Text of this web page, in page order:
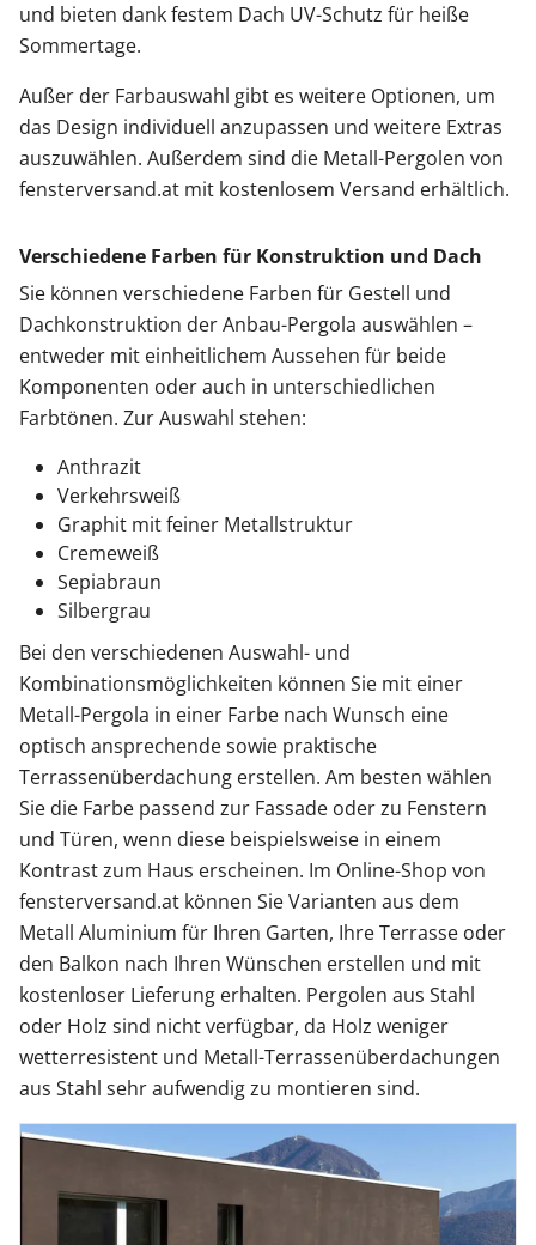
und bieten dank festem Dach UV-Schutz für heiße
Sommertage.
Außer der Farbauswahl gibt es weitere Optionen, um
das Design individuell anzupassen und weitere Extras
auszuwählen. Außerdem sind die Metall-Pergolen von
fensterversand.at mit kostenlosem Versand erhältlich.
Verschiedene Farben für Konstruktion und Dach
Sie können verschiedene Farben für Gestell und
Dachkonstruktion der Anbau-Pergola auswählen –
entweder mit einheitlichem Aussehen für beide
Komponenten oder auch in unterschiedlichen
Farbtönen. Zur Auswahl stehen:
Anthrazit
Verkehrsweiß
Graphit mit feiner Metallstruktur
Cremeweiß
Sepiabraun
Silbergrau
Bei den verschiedenen Auswahl- und
Kombinationsmöglichkeiten können Sie mit einer
Metall-Pergola in einer Farbe nach Wunsch eine
optisch ansprechende sowie praktische
Terrassenüberdachung erstellen. Am besten wählen
Sie die Farbe passend zur Fassade oder zu Fenstern
und Türen, wenn diese beispielsweise in einem
Kontrast zum Haus erscheinen. Im Online-Shop von
fensterversand.at können Sie Varianten aus dem
Metall Aluminium für Ihren Garten, Ihre Terrasse oder
den Balkon nach Ihren Wünschen erstellen und mit
kostenloser Lieferung erhalten. Pergolen aus Stahl
oder Holz sind nicht verfügbar, da Holz weniger
wetterresistent und Metall-Terrassenüberdachungen
aus Stahl sehr aufwendig zu montieren sind.